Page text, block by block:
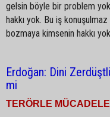
gelsin böyle bir problem
hakkı yok. Bu iş konuşulmaz
bozmaya kimsenin hakkı
Erdoğan: Dini
mi
TERÖRLE MÜCADELE